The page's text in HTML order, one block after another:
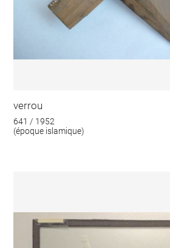
verrou
641 / 1952
(époque islamique)